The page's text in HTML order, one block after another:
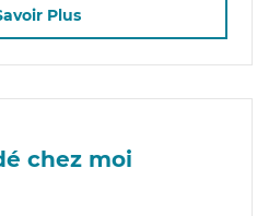
Plus
chez moi